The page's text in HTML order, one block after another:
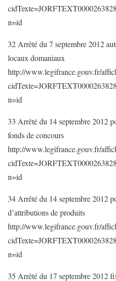
n=id
32 Arrêté du 7 septembre 2012
locaux domaniaux
http://www.legifrance.gouv.fr/
n=id
33 Arrêté du 14 septembre 2012
fonds de concours
http://www.legifrance.gouv.fr/
n=id
34 Arrêté du 14 septembre 2012
d’attributions de produits
http://www.legifrance.gouv.fr/
n=id
35 Arrêté du 17 septembre 2012